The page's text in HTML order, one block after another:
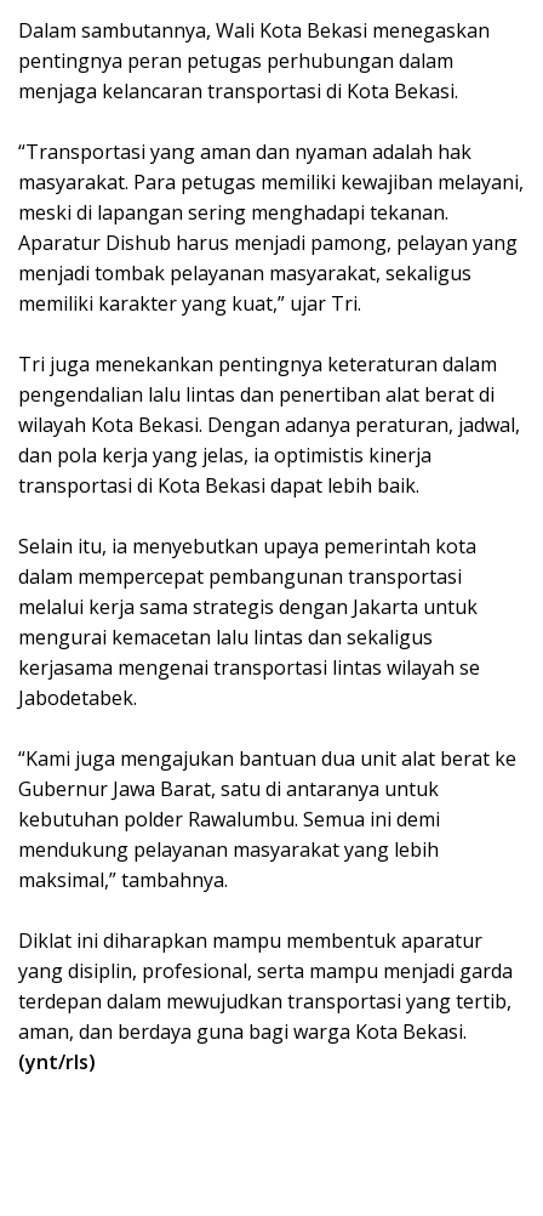
‎Dalam sambutannya, Wali Kota Bekasi menegaskan
pentingnya peran petugas perhubungan dalam
menjaga kelancaran transportasi di Kota Bekasi.
‎“Transportasi yang aman dan nyaman adalah hak
masyarakat. Para petugas memiliki kewajiban melayani,
meski di lapangan sering menghadapi tekanan.
Aparatur Dishub harus menjadi pamong, pelayan yang
menjadi tombak pelayanan masyarakat, sekaligus
memiliki karakter yang kuat,” ujar Tri.
‎Tri juga menekankan pentingnya keteraturan dalam
pengendalian lalu lintas dan penertiban alat berat di
wilayah Kota Bekasi. Dengan adanya peraturan, jadwal,
dan pola kerja yang jelas, ia optimistis kinerja
transportasi di Kota Bekasi dapat lebih baik.
‎Selain itu, ia menyebutkan upaya pemerintah kota
dalam mempercepat pembangunan transportasi
melalui kerja sama strategis dengan Jakarta untuk
mengurai kemacetan lalu lintas dan sekaligus
kerjasama mengenai transportasi lintas wilayah se
Jabodetabek.
‎“Kami juga mengajukan bantuan dua unit alat berat ke
Gubernur Jawa Barat, satu di antaranya untuk
kebutuhan polder Rawalumbu. Semua ini demi
mendukung pelayanan masyarakat yang lebih
maksimal,” tambahnya.
‎Diklat ini diharapkan mampu membentuk aparatur
yang disiplin, profesional, serta mampu menjadi garda
terdepan dalam mewujudkan transportasi yang tertib,
aman, dan berdaya guna bagi warga Kota Bekasi.
(ynt/rls)